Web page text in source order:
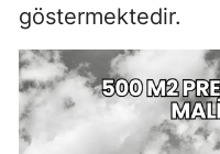
göstermektedir.